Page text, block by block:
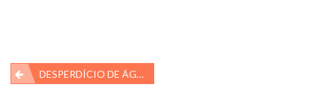
Navegação
DESPERDÍCIO DE ÁGUA